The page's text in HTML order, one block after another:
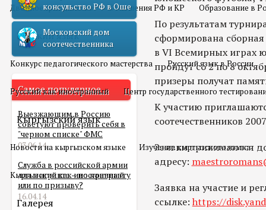
Двойное гражданство Отношения РФ и КР Образование в
Русский язык
Конкурс педагогического мастерства Русский язык в России
Русский как иностранный Центр государственного
Кыргызский язык
Новости на кыргызском языке Изучение кыргызского языка
Кыргызский как иностранный
Галерея
консульство РФ в Оше
Московский дом
соотечественника
Самое популярное
Выезжающим в Россию
советуют проверить себя в
"черном списке" ФМС
03.06.14
Служба в российской армии
для мигранта – по контракту
или по призыву?
16.04.14
По результатам
сформирована
в VI Всемирных играх
пройдут со 2 по 8
призеры получат
К участию
соотечественников
Заявки принимаются
адресу:
Заявка на участие и
ссылке: https://